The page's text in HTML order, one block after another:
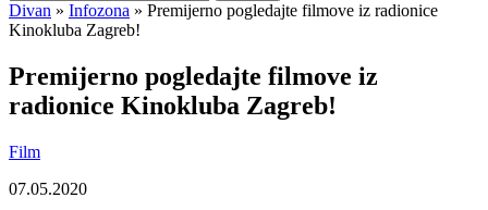
Divan » Infozona » Premijerno pogledajte filmove iz radionice
Kinokluba Zagreb!
Premijerno pogledajte filmove iz
radionice Kinokluba Zagreb!
Film
07.05.2020